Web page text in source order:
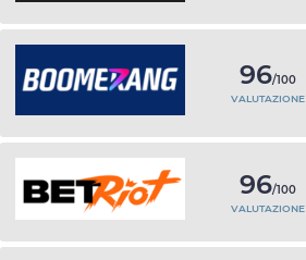
96/100
VALUTAZIONE
96/100
VALUTAZIONE